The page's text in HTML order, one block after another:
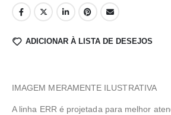
ADICIONAR À LISTA DE DESEJOS
IMAGEM MERAMENTE ILUSTRATIVA
A linha ERR é projetada para melhor